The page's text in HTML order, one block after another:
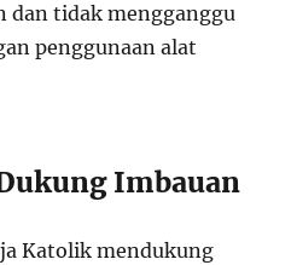
dan tidak mengganggu
penggunaan alat
Imbauan
Katolik mendukung